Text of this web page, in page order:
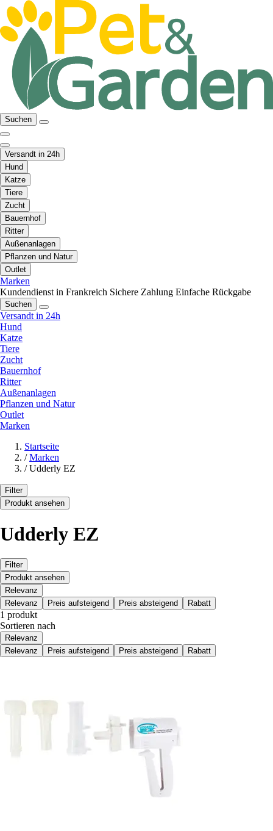
Suchen
Versandt in 24h
Hund
Katze
Tiere
Zucht
Bauernhof
Ritter
Außenanlagen
Pflanzen und Natur
Outlet
Marken
Kundendienst in Frankreich Sichere Zahlung Einfache Rückgabe
Suchen
Versandt in 24h
Hund
Katze
Tiere
Zucht
Bauernhof
Ritter
Außenanlagen
Pflanzen und Natur
Outlet
Marken
Startseite
/ Marken
/ Udderly EZ
Filter
Produkt ansehen
Udderly EZ
Filter
Produkt ansehen
Relevanz
Relevanz
Preis aufsteigend Preis absteigend Rabatt
1 produkt
Sortieren nach
Relevanz
Relevanz
Preis aufsteigend Preis absteigend Rabatt